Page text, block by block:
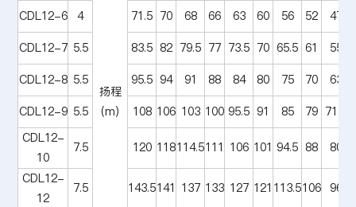
扬程
(m)
CDL12-6
4 71.5 70 68 66 63 60 56 52 47
CDL12-7 5.5 83.5 82 79.5 77 73.5 70 65.5 61 55
CDL12-8 5.5 95.5 94 91 88 84 80 75 70 63
CDL12-9 5.5 108 106 103 100 95.5 91 85 79 71.5
CDL12-
10
7.5 120 118114.5111 106 101 94.5 88 80
CDL12-
12
7.5 143.5141 137 133 127 121 113.5106 96